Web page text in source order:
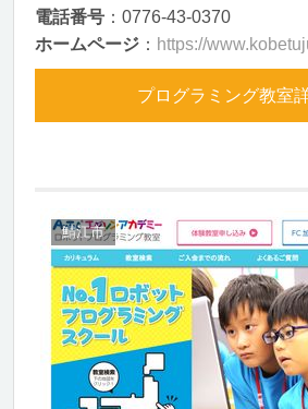
電話番号 ：0776-43-0370
ホームページ ： https://
プログラミング教室
鯖江市